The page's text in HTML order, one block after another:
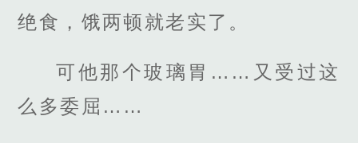
绝食，饿两顿就老实了。
可他那个玻璃胃……又受过这
么多委屈……